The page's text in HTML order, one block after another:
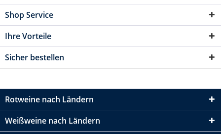
Shop Service
Ihre Vorteile
Sicher bestellen
Rotweine nach Ländern
Weißweine nach Ländern